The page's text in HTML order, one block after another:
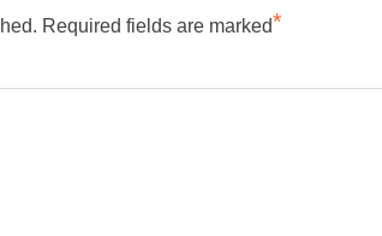
Required fields are marked*